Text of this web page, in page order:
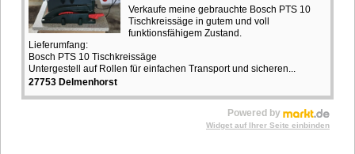
Verkaufe meine gebrauchte Bosch PTS 10
Tischkreissäge in gutem und voll
funktionsfähigem Zustand.
Lieferumfang:
Bosch PTS 10 Tischkreissäge
Untergestell auf Rollen für einfachen Transport und sicheren...
27753 Delmenhorst
Powered by
Widget auf Ihrer Seite einbinden